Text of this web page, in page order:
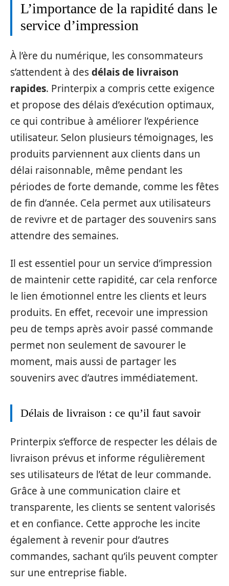
L’importance de la rapidité dans le
service d’impression
À l’ère du numérique, les consommateurs
s’attendent à desdélais de livraison
rapides. Printerpix a compris cette exigence
et propose des délais d’exécution optimaux,
ce qui contribue à améliorer l’expérience
utilisateur. Selon plusieurs témoignages, les
produits parviennent aux clients dans un
délai raisonnable, même pendant les
périodes de forte demande, comme les fêtes
de fin d’année. Cela permet aux utilisateurs
de revivre et de partager des souvenirs sans
attendre des semaines.
Il est essentiel pour un service d’impression
de maintenir cette rapidité, car cela renforce
le lien émotionnel entre les clients et leurs
produits. En effet, recevoir une impression
peu de temps après avoir passé commande
permet non seulement de savourer le
moment, mais aussi de partager les
souvenirs avec d’autres immédiatement.
Délais de livraison : ce qu’il faut savoir
Printerpix s’efforce de respecter les délais de
livraison prévus et informe régulièrement
ses utilisateurs de l’état de leur commande.
Grâce à une communication claire et
transparente, les clients se sentent valorisés
et en confiance. Cette approche les incite
également à revenir pour d’autres
commandes, sachant qu’ils peuvent compter
sur une entreprise fiable.